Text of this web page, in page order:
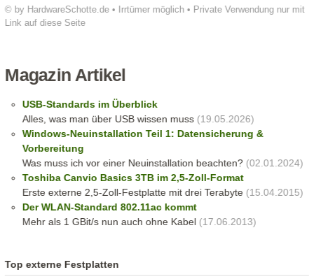
© by HardwareSchotte.de • Irrtümer möglich • Private Verwendung nur mit
Link auf diese Seite
Magazin Artikel
USB-Standards im Überblick
Alles, was man über USB wissen muss(19.05.2026)
Windows-Neuinstallation Teil 1: Datensicherung &
Vorbereitung
Was muss ich vor einer Neuinstallation beachten?(02.01.2024)
Toshiba Canvio Basics 3TB im 2,5-Zoll-Format
Erste externe 2,5-Zoll-Festplatte mit drei Terabyte (15.04.2015)
Der WLAN-Standard 802.11ac kommt
Mehr als 1 GBit/s nun auch ohne Kabel(17.06.2013)
Top externe Festplatten